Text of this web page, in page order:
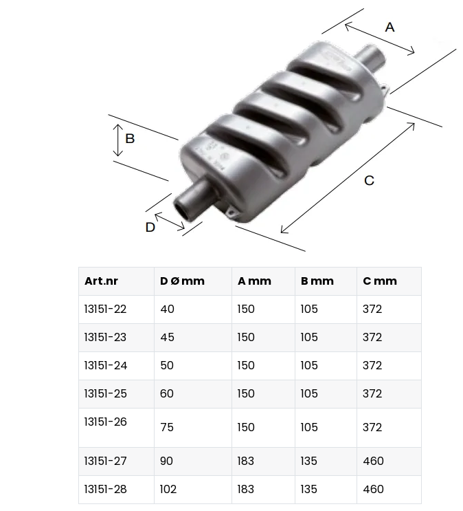
Art.nr D Ø mm A mm B mm
C mm
13151-22
40 150 105
372
13151-23
45 150 105
372
13151-24
50 150 105
372
13151-25
60 150 105
372
13151-26
75 150 105 372
13151-27 90 183 135
460
13151-28
102 183 135 460